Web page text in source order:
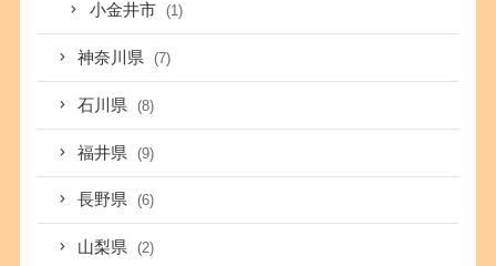
小金井市 (1)
神奈川県 (7)
石川県 (8)
福井県 (9)
長野県 (6)
山梨県 (2)